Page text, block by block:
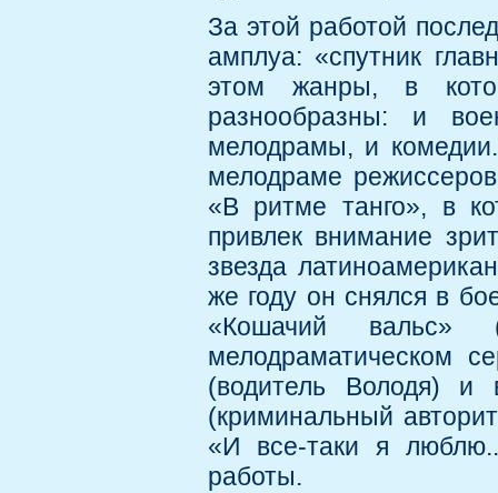
За этой работой
амплуа: «спутник
этом жанры, в
разнообразны: и
мелодрамы, и
мелодраме
«В ритме танго», в
привлек внимание
звезда
же году он снялся в
«Кошачий
мелодраматическом
(водитель Володя) и
(криминальный
«И все-таки я
работы.